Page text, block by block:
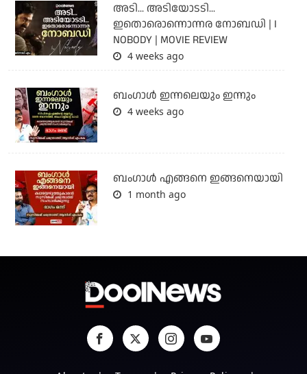
അടി... അടിയോടടി...
ഇതൊരൊന്നൊന്നര നോബഡി | I
NOBODY | MOVIE REVIEW
4 weeks ago
ബംഗാള്‍ ഇന്നലെയും ഇന്നും
4 weeks ago
ബം​ഗാൾ എങ്ങനെ ഇങ്ങനെയായി
1 month ago